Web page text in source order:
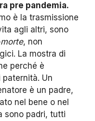
pre pandemia.
è la trasmissione
agli altri, sono
, non
La mostra di
perché è
Un
è un padre,
nel bene o nel
sono padri, tutti